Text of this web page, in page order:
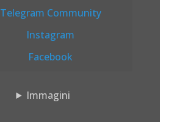
Telegram Community
Instagram
Facebook
Immagini